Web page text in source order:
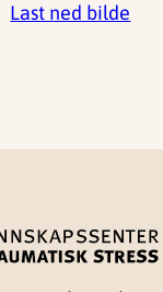
Last ned bilde